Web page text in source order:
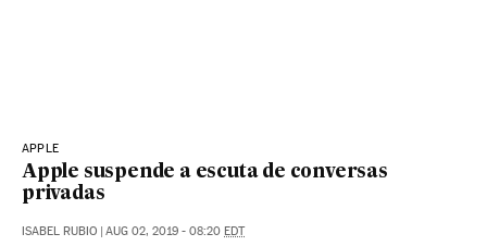
APPLE
Apple suspende a escuta de conversas
privadas
ISABEL RUBIO | AUG 02, 2019 - 08:20 EDT